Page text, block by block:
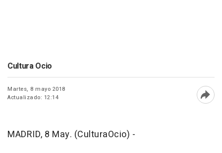
Cultura Ocio
Martes, 8 mayo 2018
Actualizado: 12:14
MADRID, 8 May. (CulturaOcio) -